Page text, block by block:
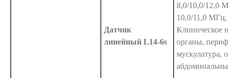
Датчик
линейный L14-6s
8,0/10,0/12,0
10,0/11,0 МГц,
Клиническое
органы,
мускулатура,